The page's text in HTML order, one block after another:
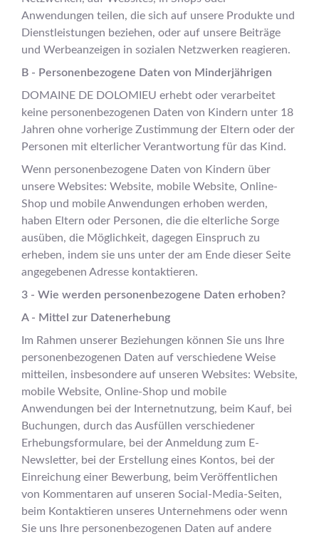
Anwendungen teilen, die sich auf unsere Produkte und
Dienstleistungen beziehen, oder auf unsere Beiträge
und Werbeanzeigen in sozialen Netzwerken reagieren.
B - Personenbezogene Daten von Minderjährigen
DOMAINE DE DOLOMIEU erhebt oder verarbeitet
keine personenbezogenen Daten von Kindern unter 18
Jahren ohne vorherige Zustimmung der Eltern oder der
Personen mit elterlicher Verantwortung für das Kind.
Wenn personenbezogene Daten von Kindern über
unsere Websites: Website, mobile Website, Online-
Shop und mobile Anwendungen erhoben werden,
haben Eltern oder Personen, die die elterliche Sorge
ausüben, die Möglichkeit, dagegen Einspruch zu
erheben, indem sie uns unter der am Ende dieser Seite
angegebenen Adresse kontaktieren.
3 - Wie werden personenbezogene Daten erhoben?
A - Mittel zur Datenerhebung
Im Rahmen unserer Beziehungen können Sie uns Ihre
personenbezogenen Daten auf verschiedene Weise
mitteilen, insbesondere auf unseren Websites: Website,
mobile Website, Online-Shop und mobile
Anwendungen bei der Internetnutzung, beim Kauf, bei
Buchungen, durch das Ausfüllen verschiedener
Erhebungsformulare, bei der Anmeldung zum E-
Newsletter, bei der Erstellung eines Kontos, bei der
Einreichung einer Bewerbung, beim Veröffentlichen
von Kommentaren auf unseren Social-Media-Seiten,
beim Kontaktieren unseres Unternehmens oder wenn
Sie uns Ihre personenbezogenen Daten auf andere